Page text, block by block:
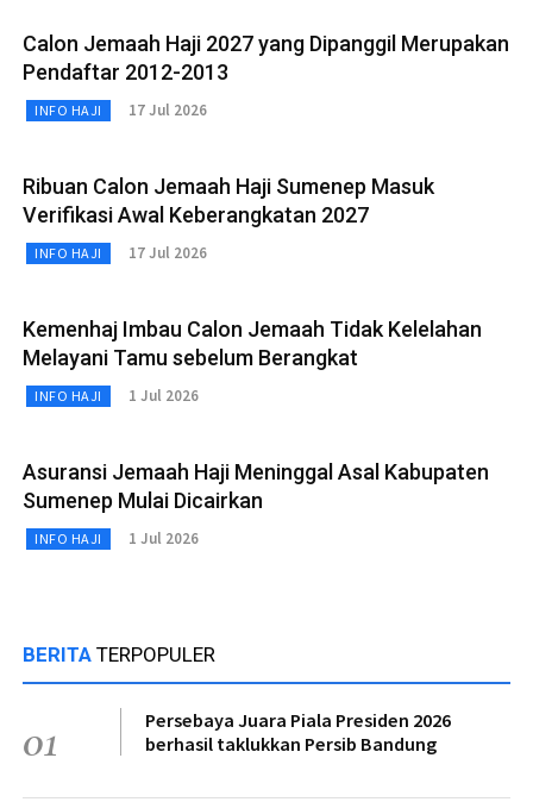
Calon Jemaah Haji 2027 yang Dipanggil Merupakan
Pendaftar 2012-2013
INFO HAJI 17 Jul 2026
Ribuan Calon Jemaah Haji Sumenep Masuk
Verifikasi Awal Keberangkatan 2027
INFO HAJI 17 Jul 2026
Kemenhaj Imbau Calon Jemaah Tidak Kelelahan
Melayani Tamu sebelum Berangkat
INFO HAJI 1 Jul 2026
Asuransi Jemaah Haji Meninggal Asal Kabupaten
Sumenep Mulai Dicairkan
INFO HAJI 1 Jul 2026
BERITA TERPOPULER
01
Persebaya Juara Piala Presiden 2026
berhasil taklukkan Persib Bandung